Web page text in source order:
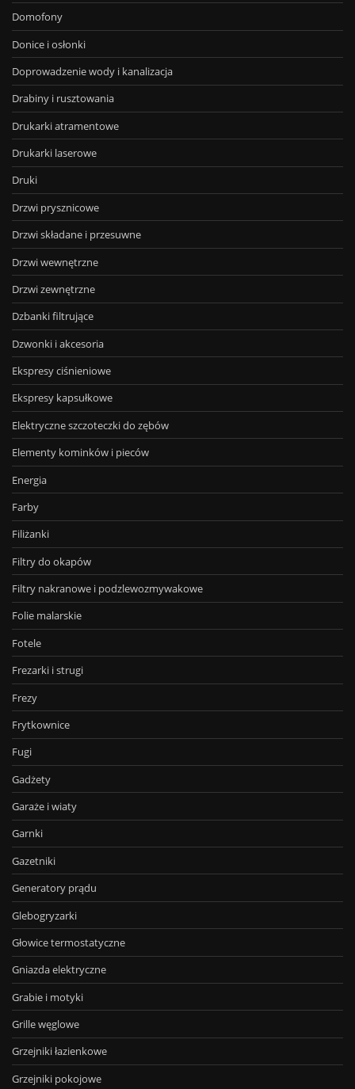
Domofony
Donice i osłonki
Doprowadzenie wody i kanalizacja
Drabiny i rusztowania
Drukarki atramentowe
Drukarki laserowe
Druki
Drzwi prysznicowe
Drzwi składane i przesuwne
Drzwi wewnętrzne
Drzwi zewnętrzne
Dzbanki filtrujące
Dzwonki i akcesoria
Ekspresy ciśnieniowe
Ekspresy kapsułkowe
Elektryczne szczoteczki do zębów
Elementy kominków i pieców
Energia
Farby
Filiżanki
Filtry do okapów
Filtry nakranowe i podzlewozmywakowe
Folie malarskie
Fotele
Frezarki i strugi
Frezy
Frytkownice
Fugi
Gadżety
Garaże i wiaty
Garnki
Gazetniki
Generatory prądu
Glebogryzarki
Głowice termostatyczne
Gniazda elektryczne
Grabie i motyki
Grille węglowe
Grzejniki łazienkowe
Grzejniki pokojowe